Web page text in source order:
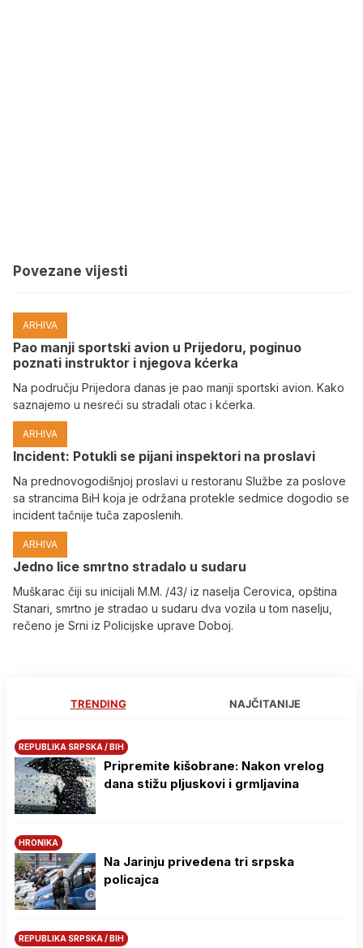
Povezane vijesti
ARHIVA
Pao manji sportski avion u Prijedoru, poginuo
poznati instruktor i njegova kćerka
Na području Prijedora danas je pao manji sportski avion. Kako
saznajemo u nesreći su stradali otac i kćerka.
ARHIVA
Incident: Potukli se pijani inspektori na proslavi
Na prednovogodišnjoj proslavi u restoranu Službe za poslove
sa strancima BiH koja je održana protekle sedmice dogodio se
incident tačnije tuča zaposlenih.
ARHIVA
Јedno lice smrtno stradalo u sudaru
Muškarac čiji su inicijali M.M. /43/ iz naselja Cerovica, opština
Stanari, smrtno je stradao u sudaru dva vozila u tom naselju,
rečeno je Srni iz Policijske uprave Doboj.
TRENDING NAJČITANIJE
REPUBLIKA SRPSKA / BIH
Pripremite kišobrane: Nakon vrelog
dana stižu pljuskovi i grmljavina
HRONIKA
Na Јarinju privedena tri srpska
policajca
REPUBLIKA SRPSKA / BIH